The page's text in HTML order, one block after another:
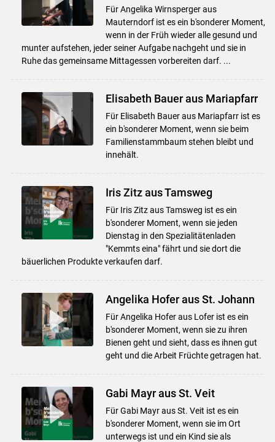
Für Angelika Wirnsperger aus
Mauterndorf ist es ein b'sonderer Moment,
wenn in der Früh wieder alle gesund und
munter aufstehen, jeder seiner Aufgabe nachgeht und sie in
Ruhe das gemeinsame Mittagessen vorbereiten darf. ...
Elisabeth Bauer aus Mariapfarr
Für Elisabeth Bauer aus Mariapfarr ist es
ein b'sonderer Moment, wenn sie beim
Familienstammbaum stehen bleibt und
innehält.
Iris Zitz aus Tamsweg
Für Iris Zitz aus Tamsweg ist es ein
b'sonderer Moment, wenn sie jeden
Dienstag in den Spezialitätenladen
"Kemmts eina" fährt und sie dort die
bäuerlichen Produkte verkaufen darf.
Angelika Hofer aus St. Johann
Für Angelika Hofer aus Lofer ist es ein
b'sonderer Moment, wenn sie zu ihren
Bienen geht und sieht, dass es ihnen gut
geht und die Arbeit Früchte getragen hat.
Gabi Mayr aus St. Veit
Für Gabi Mayr aus St. Veit ist es ein
b'sonderer Moment, wenn sie im Ort
unterwegs ist und ein Kind sie als